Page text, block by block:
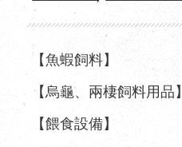
【魚蝦飼料】
【烏龜、兩棲飼料用品】
【餵食設備】